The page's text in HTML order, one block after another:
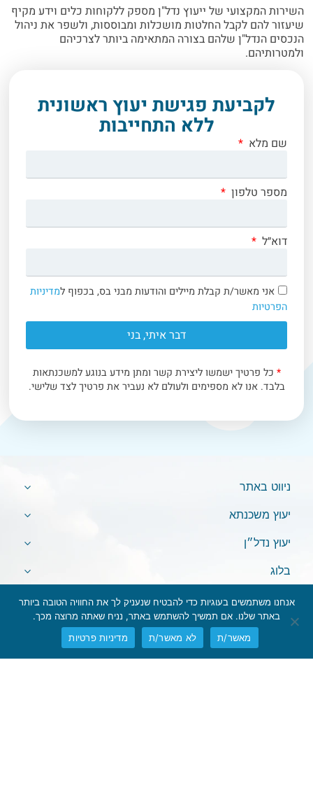
השירות המקצועי של ייעוץ נדל"ן מספק ללקוחות כלים וידע מקיף
שיעזור להם לקבל החלטות מושכלות ומבוססות, ולשפר את ניהול
הנכסים הנדל"ן שלהם בצורה המתאימה ביותר לצרכיהם
ולמטרותיהם.
לקביעת פגישת יעוץ ראשונית
ללא התחייבות
שם מלא
מספר טלפון
דוא״ל
אני מאשר/ת קבלת מיילים והודעות מבני בס, בכפוף למדיניות
הפרטיות
דבר איתי, בני
* כל פרטיך ישמשו ליצירת קשר ומתן מידע בנוגע למשכנתאות
בלבד. אנו לא מספימים ולעולם לא נעביר את פרטיך לצד שלישי.
ניווט באתר
יעוץ משכנתא
יעוץ נדל״ן
בלוג
אנחנו משתמשים בעוגיות כדי להבטיח שנעניק לך את החוויה הטובה ביותר
באתר שלנו. אם תמשיך להשתמש באתר, נניח שאתה מרוצה מכך.
מאשר/ת
לא מאשר/ת מדיניות פרטיות